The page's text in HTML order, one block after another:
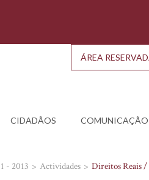
CIDADÃOS COMUNICAÇÃO
ÁREA
- 2013 Actividades Direitos Reais /